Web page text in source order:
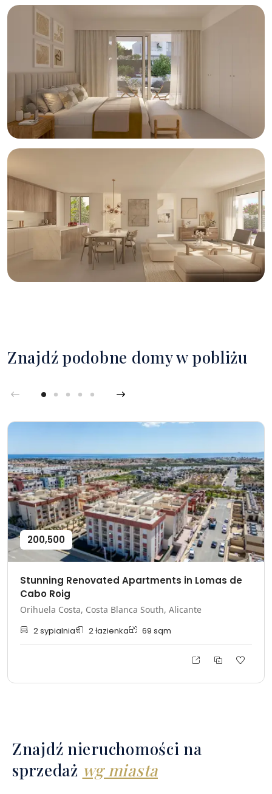
Znajdź podobne domy w pobliżu
200,500
Stunning Renovated Apartments in Lomas de
Cabo Roig
Orihuela Costa, Costa Blanca South, Alicante
2sypialnia 2łazienka 69 sqm
Znajdź nieruchomości na
sprzedaż wg miasta